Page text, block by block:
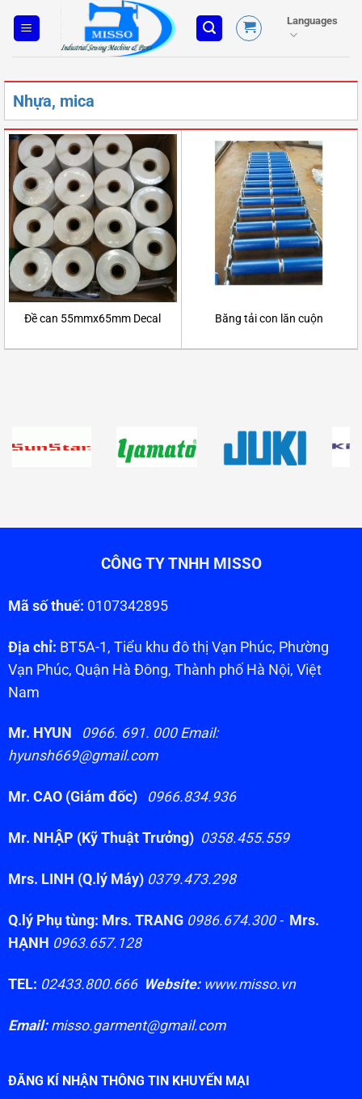
Languages
Nhựa, mica
Đề can 55mmx65mm Decal Băng tải con lăn cuộn
CÔNG TY TNHH MISSO
Mã số thuế: 0107342895
Địa chỉ: BT5A-1, Tiểu khu đô thị Vạn Phúc, Phường
Vạn Phúc, Quận Hà Đông, Thành phố Hà Nội, Việt
Nam
Mr. HYUN
0966. 691. 000 Email:
hyunsh669@gmail.com
Mr. CAO (Giám đốc) 0966.834.936
Mr. NHẬP (Kỹ Thuật Trưởng) 0358.455.559
Mrs. LINH (Q.lý Máy) 0379.473.298
Q.lý Phụ tùng: Mrs. TRANG 0986.674.300 - Mrs.
HẠNH 0963.657.128
TEL: 02433.800.666 Website:www.misso.vn
Email:misso.garment@gmail.com
ĐĂNG KÍ NHẬN THÔNG TIN KHUYẾN MẠI